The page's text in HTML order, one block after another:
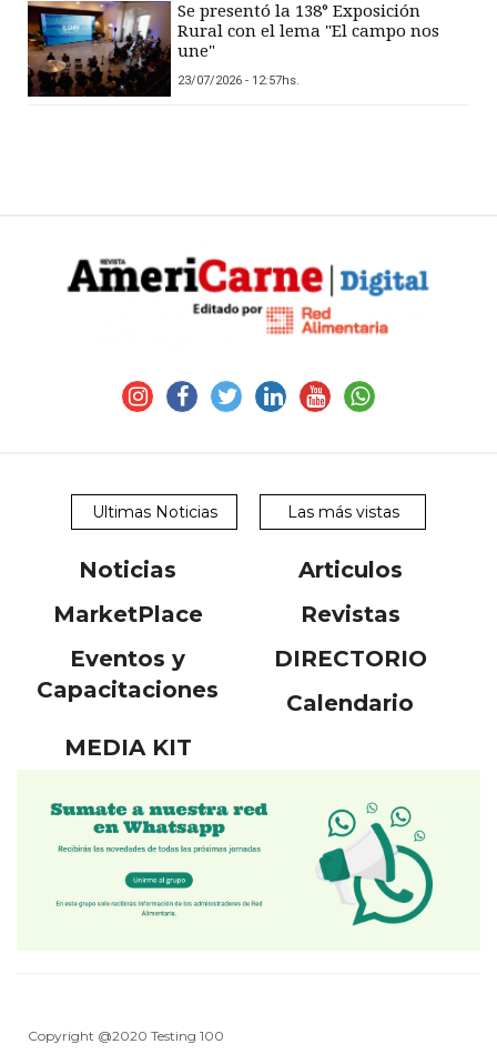
Se presentó la 138° Exposición
Rural con el lema "El campo nos
une"
23/07/2026 - 12:57hs.
Ultimas Noticias Las más vistas
Noticias
Articulos
MarketPlace
Revistas
Eventos y
Capacitaciones
DIRECTORIO
Calendario
MEDIA KIT
Copyright @2020 Testing 100